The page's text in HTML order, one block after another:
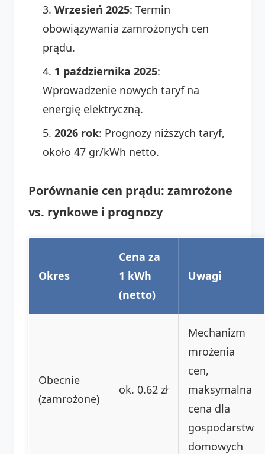
Wrzesień 2025: Termin
obowiązywania zamrożonych cen
prądu.
1 października 2025:
Wprowadzenie nowych taryf na
energię elektryczną.
2026 rok: Prognozy niższych taryf,
około 47 gr/kWh netto.
Porównanie cen prądu: zamrożone
vs. rynkowe i prognozy
Okres
Cena za
1 kWh
(netto)
Uwagi
Obecnie
(zamrożone)
ok. 0.62 zł
Mechanizm
mrożenia
cen,
maksymalna
cena dla
gospodarstw
domowych